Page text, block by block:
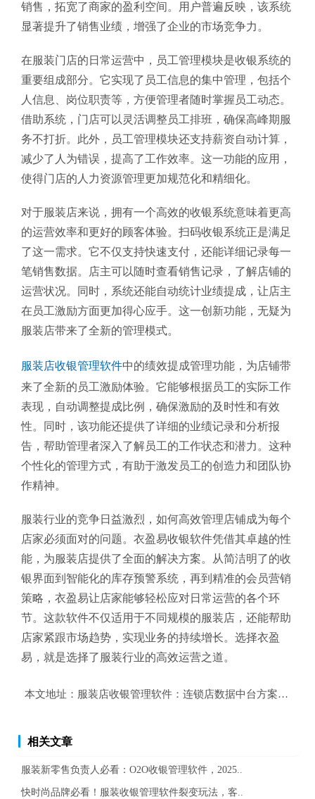
销售，拓宽了商家的盈利空间。用户普遍反映，该系统
显著提升了销售业绩，增强了企业的市场竞争力。
在服装门店的日常运营中，员工管理模块是收银系统的
重要组成部分。它实现了员工信息的集中管理，包括个
人信息、岗位职责等，方便管理者随时掌握员工动态。
借助系统，门店可以灵活调整员工排班，确保高峰期服
务不打折。此外，员工管理模块还支持薪资自动计算，
减少了人为错误，提高了工作效率。这一功能的应用，
使得门店的人力资源管理更加规范化和精细化。
对于服装店来说，拥有一个高效的收银系统意味着更高
的运营效率和更好的顾客体验。扫码收银系统正是满足
了这一需求。它不仅支持快速支付，还能详细记录每一
笔销售数据。店主可以随时查看销售记录，了解店铺的
运营状况。同时，系统还能自动统计业绩提成，让店主
在员工激励方面更加得心应手。这一创新功能，无疑为
服装店带来了全新的管理模式。
服装店收银管理软件中的绩效提成管理功能，为店铺带
来了全新的员工激励体验。它能够根据员工的实际工作
表现，自动调整提成比例，确保激励的及时性和有效
性。同时，该功能还提供了详细的业绩记录和分析报
告，帮助管理者深入了解员工的工作状态和潜力。这种
个性化的管理方式，有助于激发员工的创造力和团队协
作精神。
服装行业的竞争日益激烈，如何高效管理店铺成为每个
店家必须面对的问题。衣盈易收银软件凭借其卓越的性
能，为服装店提供了全面的解决方案。从简洁明了的收
银界面到智能化的库存预警系统，再到精准的会员营销
策略，衣盈易让店家能够轻松应对日常运营的各个环
节。这款软件不仅适用于不同规模的服装店，还能帮助
店家紧跟市场趋势，实现业务的持续增长。选择衣盈
易，就是选择了服装行业的高效运营之道。
本文地址： 服装店收银管理软件：连锁店数据中台方案实现
相关文章
服装新零售负责人必看：O2O收银管理软件，2025..
快时尚品牌必看！服装收银管理软件裂变玩法，客..